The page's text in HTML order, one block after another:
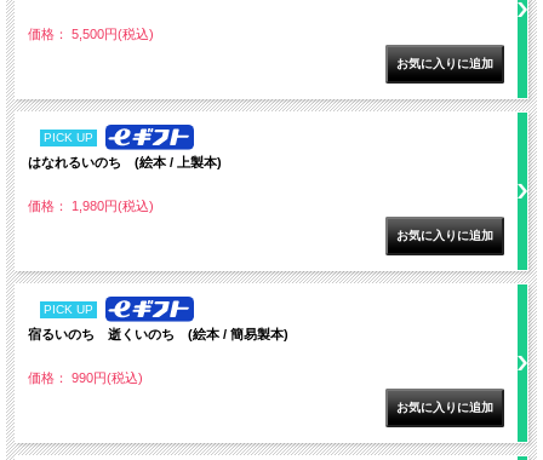
価格： 5,500円(税込)
PICK UP
はなれるいのち (絵本 / 上製本)
価格： 1,980円(税込)
PICK UP
宿るいのち 逝くいのち (絵本 / 簡易製本)
価格： 990円(税込)